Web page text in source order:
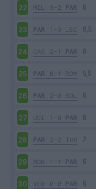
22 MIL 3-2 PAR
23 PAR 1-3 LEC
24 CAG 2-1 PAR
25 PAR 0-1 ROM
26 PAR 2-0 BOL
27 UDI 1-0 PAR
28 PAR 2-2 TOR
29 MON 1-1 PAR
30 VER 0-0 PAR